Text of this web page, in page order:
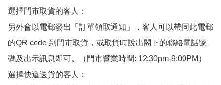
選擇門市取貨的客人：
另外會以電郵發出「訂單領取通知」，客人可以帶同此電郵
的QR code 到門市取貨，或取貨時說出閣下的聯絡電話號
碼及出示訊息即可。（門市營業時間: 12:30pm-9:00PM）
選擇快遞送貨的客人：